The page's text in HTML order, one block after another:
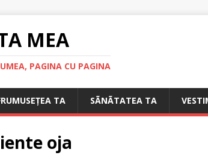
MEA
PAGINA CU PAGINA
TA SÃNÃTATEA TA
oja